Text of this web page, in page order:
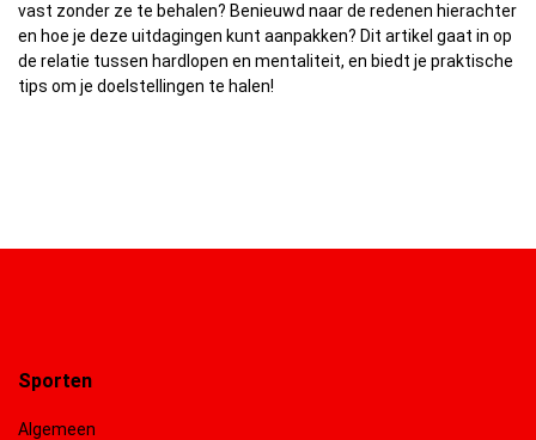
vast zonder ze te behalen? Benieuwd naar de redenen hierachter
en hoe je deze uitdagingen kunt aanpakken? Dit artikel gaat in op
de relatie tussen hardlopen en mentaliteit, en biedt je praktische
tips om je doelstellingen te halen!
Sporten
Algemeen